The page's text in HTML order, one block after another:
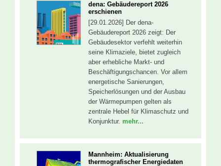
dena: Gebäudereport 2026
erschienen
[29.01.2026] Der dena-
Gebäudereport 2026 zeigt: Der
Gebäudesektor verfehlt weiterhin
seine Klimaziele, bietet zugleich
aber erhebliche Markt- und
Beschäftigungschancen. Vor allem
energetische Sanierungen,
Speicherlösungen und der Ausbau
der Wärmepumpen gelten als
zentrale Hebel für Klimaschutz und
Konjunktur. mehr...
Mannheim: Aktualisierung
thermografischer Energiedaten